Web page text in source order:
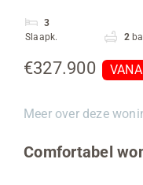
3
Slaapk.
2
€327.900
Meer over deze
Comfortabel